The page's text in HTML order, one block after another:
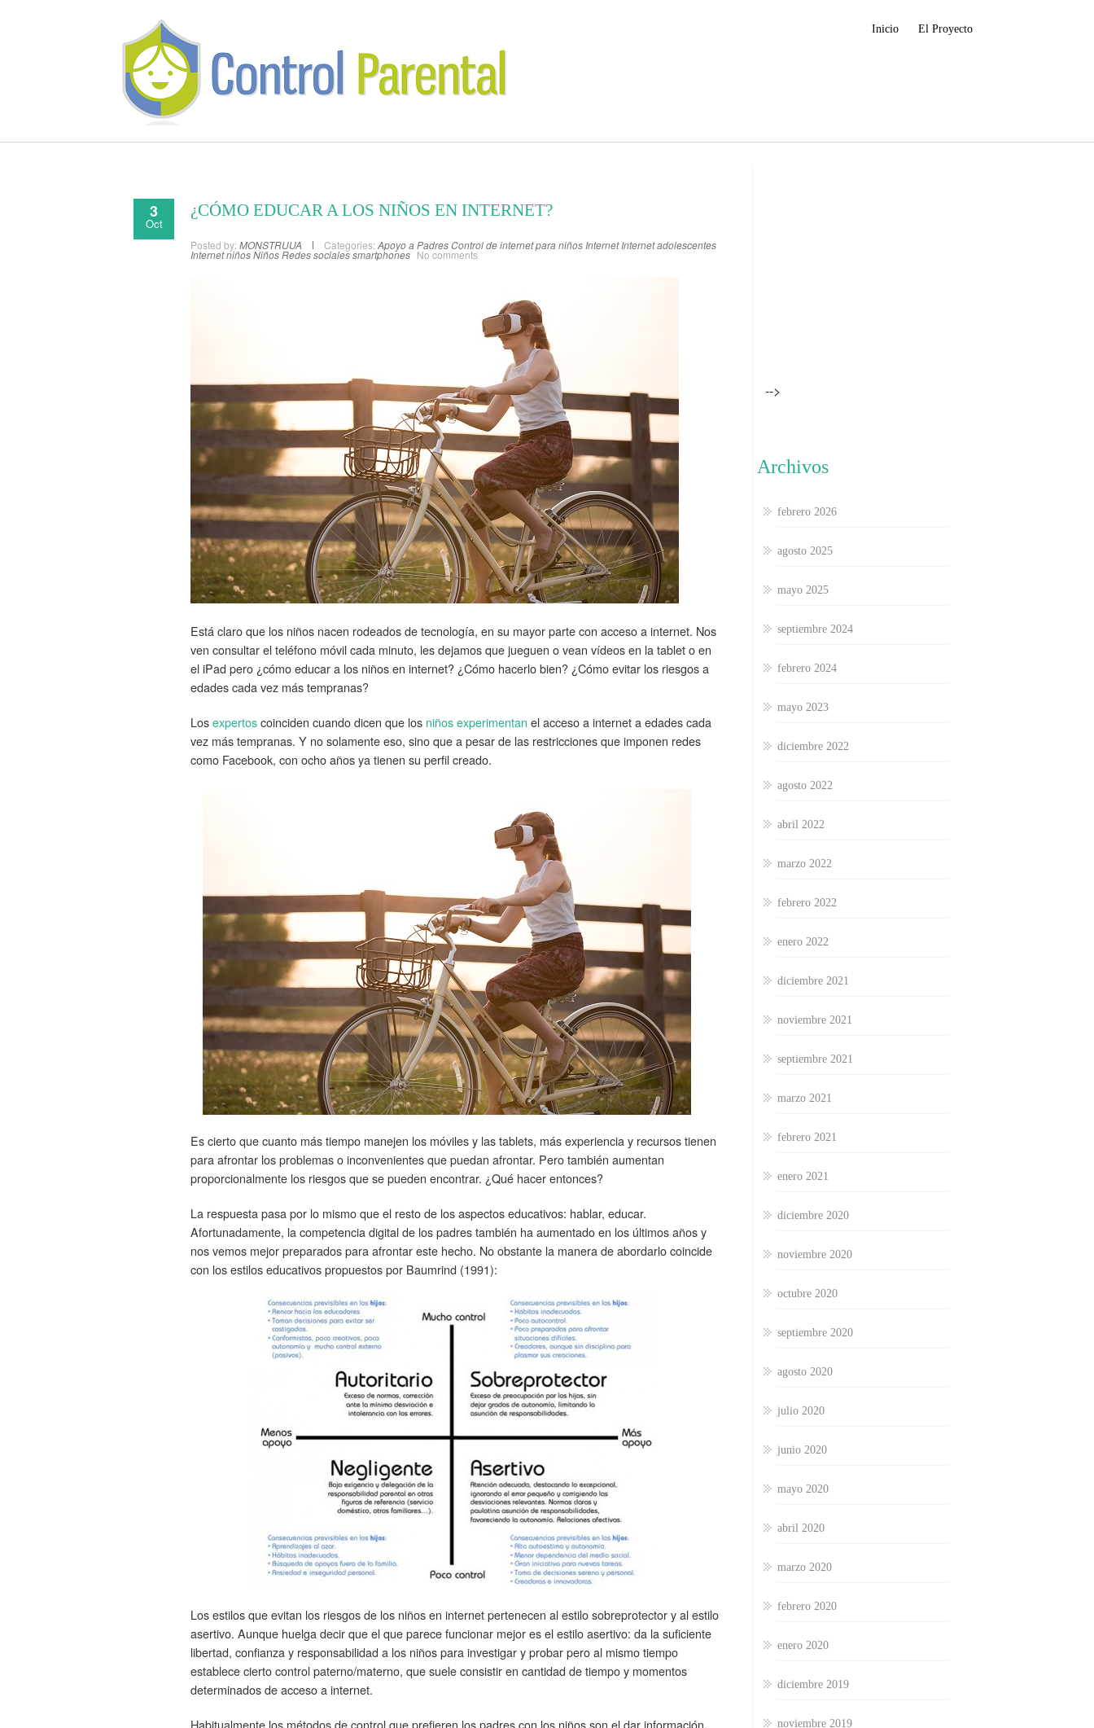
Inicio El Proyecto
3
Oct
¿CÓMO EDUCAR A LOS NIÑOS EN INTERNET?
Posted by: MONSTRUUA Categories: Apoyo a PadresControl de internet para niños Internet Internet adolescentes
Internet niñosNiñosRedes socialessmartphones No comments
Está claro que los niños nacen rodeados de tecnología, en su mayor parte con acceso a internet. Nos
ven consultar el teléfono móvil cada minuto, les dejamos que jueguen o vean vídeos en la tablet o en
el iPad pero ¿cómo educar a los niños en internet? ¿Cómo hacerlo bien? ¿Cómo evitar los riesgos a
edades cada vez más tempranas?
Losexpertoscoinciden cuando dicen que los niños experimentan el acceso a internet a edades cada
vez más tempranas. Y no solamente eso, sino que a pesar de las restricciones que imponen redes
como Facebook, con ocho años ya tienen su perfil creado.
Es cierto que cuanto más tiempo manejen los móviles y las tablets, más experiencia y recursos tienen
para afrontar los problemas o inconvenientes que puedan afrontar. Pero también aumentan
proporcionalmente los riesgos que se pueden encontrar. ¿Qué hacer entonces?
La respuesta pasa por lo mismo que el resto de los aspectos educativos: hablar, educar.
Afortunadamente, la competencia digital de los padres también ha aumentado en los últimos años y
nos vemos mejor preparados para afrontar este hecho. No obstante la manera de abordarlo coincide
con los estilos educativos propuestos por Baumrind (1991):
Los estilos que evitan los riesgos de los niños en internet pertenecen al estilo sobreprotector y al estilo
asertivo. Aunque huelga decir que el que parece funcionar mejor es el estilo asertivo: da la suficiente
libertad, confianza y responsabilidad a los niños para investigar y probar pero al mismo tiempo
establece cierto control paterno/materno, que suele consistir en cantidad de tiempo y momentos
determinados de acceso a internet.
Habitualmente los métodos de control que prefieren los padres con los niños son el dar información,
-->
Archivos
febrero 2026
agosto 2025
mayo 2025
septiembre 2024
febrero 2024
mayo 2023
diciembre 2022
agosto 2022
abril 2022
marzo 2022
febrero 2022
enero 2022
diciembre 2021
noviembre 2021
septiembre 2021
marzo 2021
febrero 2021
enero 2021
diciembre 2020
noviembre 2020
octubre 2020
septiembre 2020
agosto 2020
julio 2020
junio 2020
mayo 2020
abril 2020
marzo 2020
febrero 2020
enero 2020
diciembre 2019
noviembre 2019